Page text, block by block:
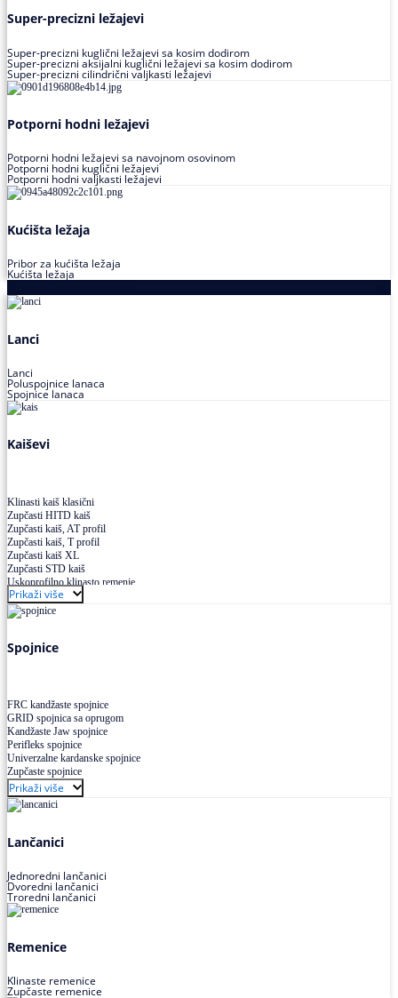
Super-precizni ležajevi
Super-precizni kuglični ležajevi sa kosim dodirom
Super-precizni aksijalni kuglični ležajevi sa kosim dodirom
Super-precizni cilindrični valjkasti ležajevi
Potporni hodni ležajevi
Potporni hodni ležajevi sa navojnom osovinom
Potporni hodni kuglični ležajevi
Potporni hodni valjkasti ležajevi
Kućišta ležaja
Pribor za kućišta ležaja
Kućišta ležaja
Lanci
Lanci
Poluspojnice lanaca
Spojnice lanaca
Kaiševi
Klinasti kaiš klasični
Zupčasti HITD kaiš
Zupčasti kaiš, AT profil
Zupčasti kaiš, T profil
Zupčasti kaiš XL
Zupčasti STD kaiš
Uskoprofilno klinasto remenje
Uskoprofilno klinasto remenje spojeno
Uskoprofilno klinasto remenje XP extra power
Višekanalno remenje PJ,PK
Prikaži više
Spojnice
FRC kandžaste spojnice
GRID spojnica sa oprugom
Kandžaste Jaw spojnice
Perifleks spojnice
Univerzalne kardanske spojnice
Zupčaste spojnice
Prikaži više
Lančanici
Jednoredni lančanici
Dvoredni lančanici
Troredni lančanici
Remenice
Klinaste remenice
Zupčaste remenice